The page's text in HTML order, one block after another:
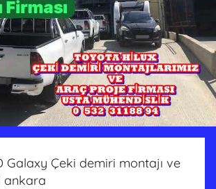
Galaxy Çeki demiri montajı ve
ankara